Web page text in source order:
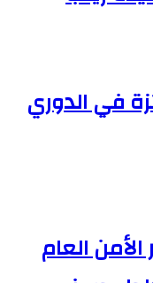
في الدوري
العام